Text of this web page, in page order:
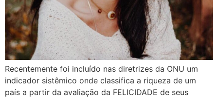
Recentemente foi incluído nas diretrizes da ONU um
indicador sistêmico onde classifica a riqueza de um
país a partir da avaliação da FELICIDADE de seus